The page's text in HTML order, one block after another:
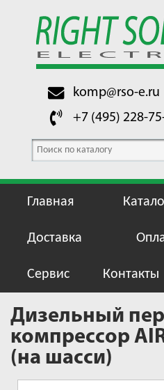
komp@rso-e.ru
+7 (495) 228-
Главная
Доставка
Сервис Контакты
Дизельный
компрессор
(на шасси)